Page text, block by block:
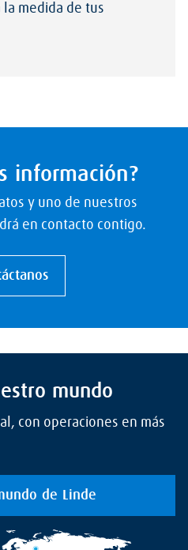
medida de tus
información?
y uno de nuestros
en contacto contigo.
mundo
con operaciones en más
de Linde